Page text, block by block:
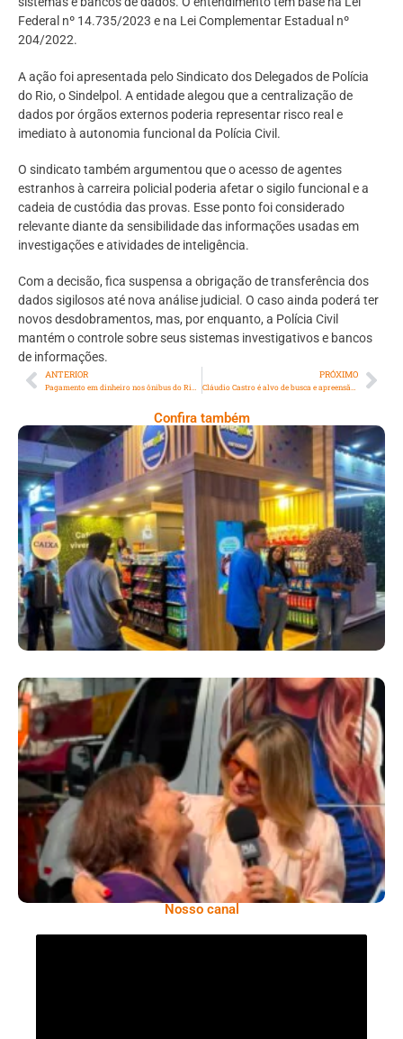
Federal nº 14.735/2023 e na Lei Complementar Estadual nº
204/2022.
A ação foi apresentada pelo Sindicato dos Delegados de Polícia
do Rio, o Sindelpol. A entidade alegou que a centralização de
dados por órgãos externos poderia representar risco real e
imediato à autonomia funcional da Polícia Civil.
O sindicato também argumentou que o acesso de agentes
estranhos à carreira policial poderia afetar o sigilo funcional e a
cadeia de custódia das provas. Esse ponto foi considerado
relevante diante da sensibilidade das informações usadas em
investigações e atividades de inteligência.
Com a decisão, fica suspensa a obrigação de transferência dos
dados sigilosos até nova análise judicial. O caso ainda poderá ter
novos desdobramentos, mas, por enquanto, a Polícia Civil
mantém o controle sobre seus sistemas investigativos e bancos
de informações.
ANTERIOR PRÓXIMO
Confira também
Cencosud Promove Inovação No Brasil
Com A Participação Do Prezunic No Rio
Innovation Week 2026
​Segurança Pública Lidera Queixas De
Moradores Do Rio Em Escuta Promovida Por
Antônia Fontenelle
Nosso canal